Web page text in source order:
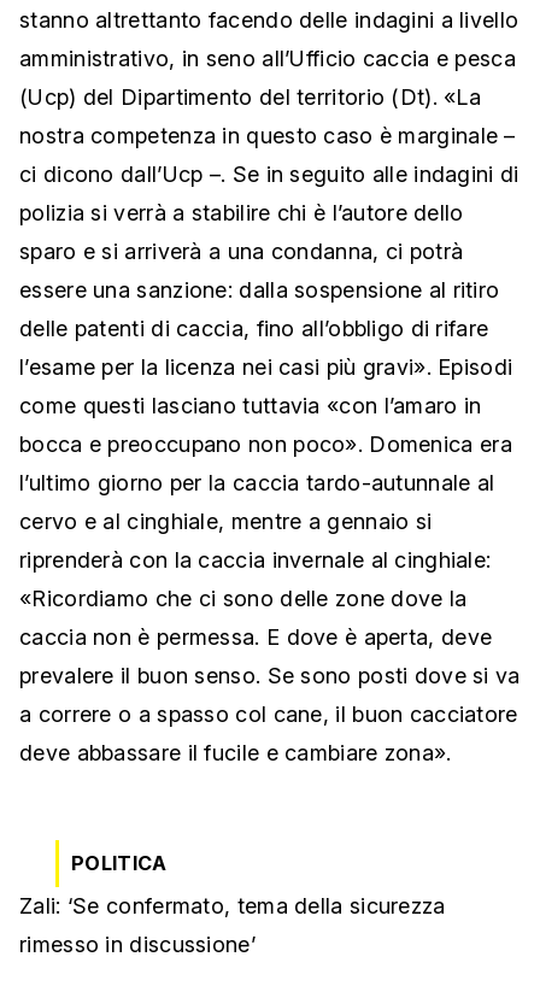
stanno altrettanto facendo delle indagini a livello
amministrativo, in seno all’Ufficio caccia e pesca
(Ucp) del Dipartimento del territorio (Dt). «La
nostra competenza in questo caso è marginale –
ci dicono dall’Ucp –. Se in seguito alle indagini di
polizia si verrà a stabilire chi è l’autore dello
sparo e si arriverà a una condanna, ci potrà
essere una sanzione: dalla sospensione al ritiro
delle patenti di caccia, fino all’obbligo di rifare
l’esame per la licenza nei casi più gravi». Episodi
come questi lasciano tuttavia «con l’amaro in
bocca e preoccupano non poco». Domenica era
l’ultimo giorno per la caccia tardo-autunnale al
cervo e al cinghiale, mentre a gennaio si
riprenderà con la caccia invernale al cinghiale:
«Ricordiamo che ci sono delle zone dove la
caccia non è permessa. E dove è aperta, deve
prevalere il buon senso. Se sono posti dove si va
a correre o a spasso col cane, il buon cacciatore
deve abbassare il fucile e cambiare zona».
POLITICA
Zali: ‘Se confermato, tema della sicurezza
rimesso in discussione’